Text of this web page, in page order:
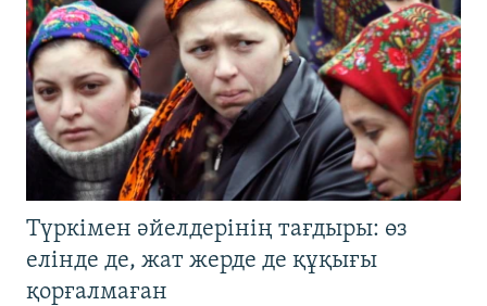
Түркімен әйелдерінің тағдыры: өз
елінде де, жат жерде де құқығы
қорғалмаған